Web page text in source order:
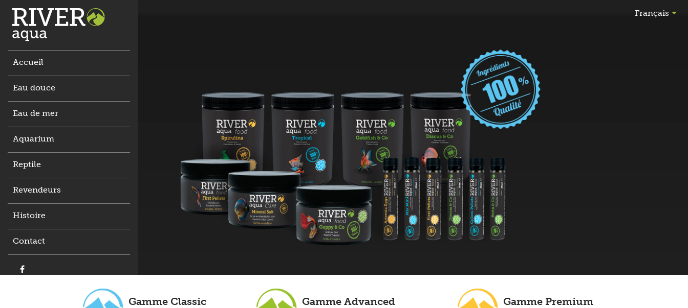
Français
Accueil
Eau douce
Eau de mer
Aquarium
Reptile
Revendeurs
Histoire
Contact
Gamme Classic Gamme Advanced Gamme Premium